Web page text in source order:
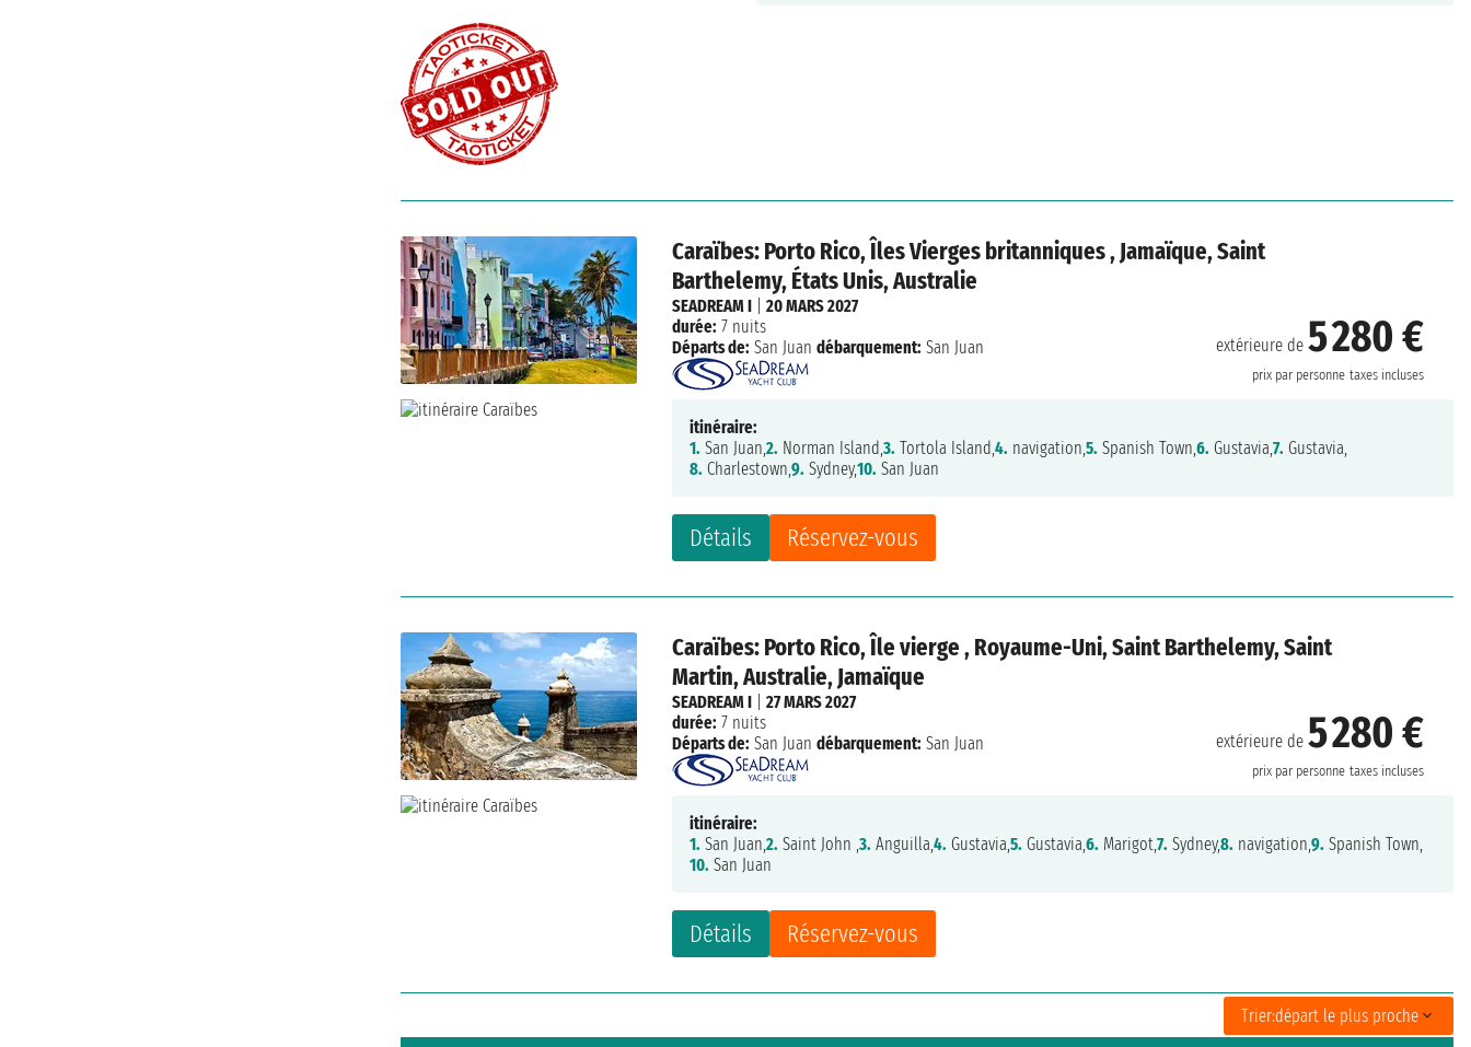
Caraïbes: Porto Rico, Îles Vierges britanniques , Jamaïque, Saint
Barthelemy, États Unis, Australie
extérieure de5 280 €
prix par personne taxes incluses
Détails Réservez-vous
SEADREAM I |20 MARS 2027
durée: 7 nuits
Départs de: San Juan débarquement: San Juan
itinéraire:
1. San Juan,2. Norman Island,3. Tortola Island,4. navigation,5. Spanish Town,6. Gustavia,7. Gustavia,
8. Charlestown,9. Sydney,10. San Juan
Caraïbes: Porto Rico, Île vierge , Royaume-Uni, Saint Barthelemy, Saint
Martin, Australie, Jamaïque
extérieure de5 280 €
prix par personne taxes incluses
Détails Réservez-vous
SEADREAM I |27 MARS 2027
durée: 7 nuits
Départs de: San Juan débarquement: San Juan
itinéraire:
1. San Juan,2. Saint John ,3. Anguilla,4. Gustavia,5. Gustavia,6. Marigot,7. Sydney,8. navigation,9. Spanish Town,
10. San Juan
Trier:départ le plus proche